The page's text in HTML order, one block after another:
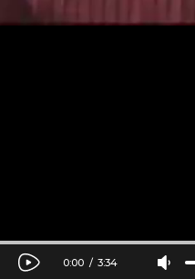
0:00 / 3:34